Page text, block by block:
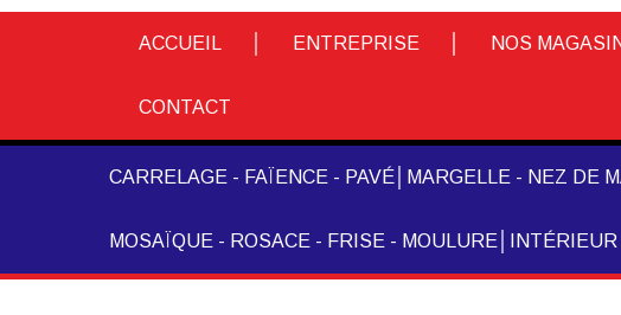
ACCUEIL ENTREPRISE NOS
CONTACT
CARRELAGE - FAÏENCE - PAVÉ MARGELLE - NEZ DE
MOSAÏQUE - ROSACE - FRISE - MOULURE